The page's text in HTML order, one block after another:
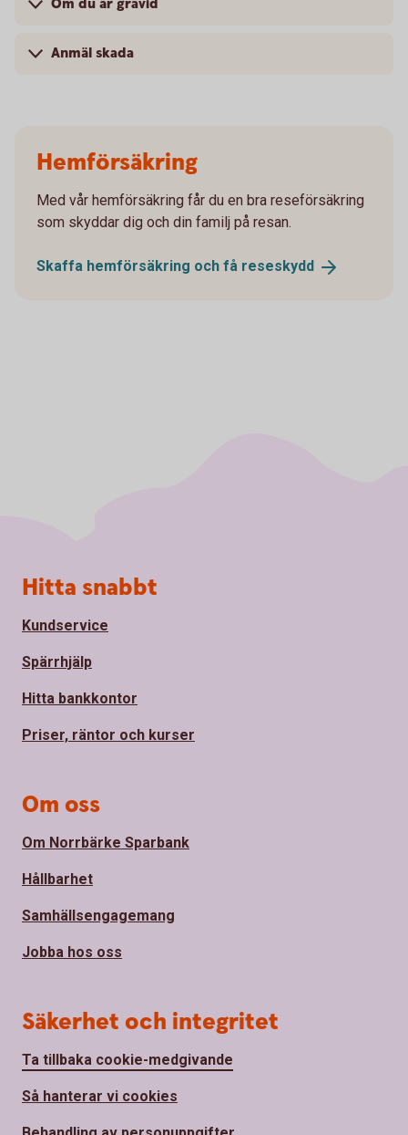
Om du är gravid
Anmäl skada
Hemförsäkring
Med vår hemförsäkring får du en bra reseförsäkring
som skyddar dig och din familj på resan.
Skaffa hemförsäkring och få reseskydd
Sidfot
Hitta snabbt
Kundservice
Spärrhjälp
Hitta bankkontor
Priser, räntor och kurser
Om oss
Om Norrbärke Sparbank
Hållbarhet
Samhällsengagemang
Jobba hos oss
Säkerhet och integritet
Ta tillbaka cookie-medgivande
Så hanterar vi cookies